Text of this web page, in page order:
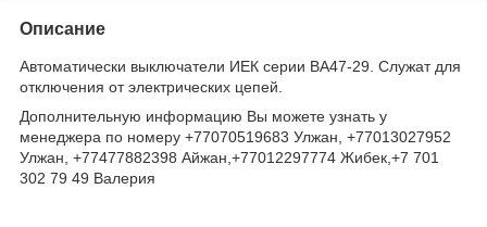
Описание
Автоматически выключатели ИЕК серии ВА47-29. Служат для
отключения от электрических цепей.
Дополнительную информацию Вы можете узнать у
менеджера по номеру +77070519683 Улжан, +77013027952
Улжан, +77477882398 Айжан,+77012297774 Жибек,+7 701
302 79 49 Валерия